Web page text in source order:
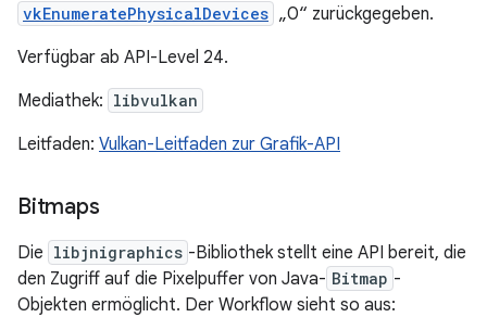
vkEnumeratePhysicalDevices „0“ zurückgegeben.
Verfügbar ab API-Level 24.
Mediathek: libvulkan
Leitfaden: Vulkan-Leitfaden zur Grafik-API
Bitmaps
Die libjnigraphics -Bibliothek stellt eine API bereit, die
den Zugriff auf die Pixelpuffer von Java- Bitmap -
Objekten ermöglicht. Der Workflow sieht so aus: